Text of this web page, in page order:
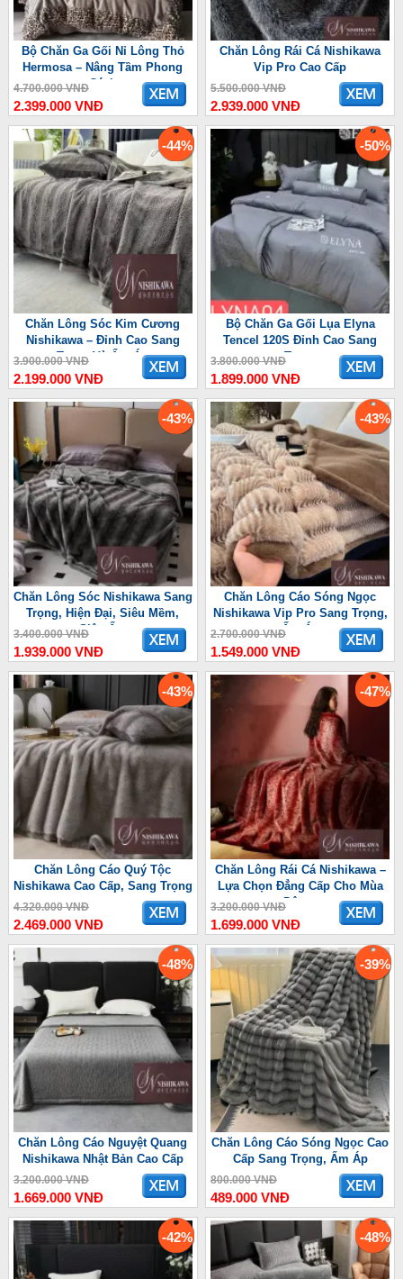
Bộ Chăn Ga Gối Nỉ Lông Thỏ
Hermosa – Nâng Tầm Phong
Cách
4.700.000 VNĐ
2.399.000 VNĐ
Chăn Lông Rái Cá Nishikawa
Vip Pro Cao Cấp
5.500.000 VNĐ
2.939.000 VNĐ
-44%
Chăn Lông Sóc Kim Cương
Nishikawa – Đỉnh Cao Sang
Trọng Và Ấm Áp
3.900.000 VNĐ
2.199.000 VNĐ
-50%
Bộ Chăn Ga Gối Lụa Elyna
Tencel 120S Đỉnh Cao Sang
Trọng
3.800.000 VNĐ
1.899.000 VNĐ
-43%
Chăn Lông Sóc Nishikawa Sang
Trọng, Hiện Đại, Siêu Mềm,
Siêu Ấm
3.400.000 VNĐ
1.939.000 VNĐ
-43%
Chăn Lông Cáo Sóng Ngọc
Nishikawa Vip Pro Sang Trọng,
Ấm Áp
2.700.000 VNĐ
1.549.000 VNĐ
-43%
Chăn Lông Cáo Quý Tộc
Nishikawa Cao Cấp, Sang Trọng
4.320.000 VNĐ
2.469.000 VNĐ
-47%
Chăn Lông Rái Cá Nishikawa –
Lựa Chọn Đẳng Cấp Cho Mùa
Đông
3.200.000 VNĐ
1.699.000 VNĐ
-48%
Chăn Lông Cáo Nguyệt Quang
Nishikawa Nhật Bản Cao Cấp
3.200.000 VNĐ
1.669.000 VNĐ
-39%
Chăn Lông Cáo Sóng Ngọc Cao
Cấp Sang Trọng, Ấm Áp
800.000 VNĐ
489.000 VNĐ
-42% -48%